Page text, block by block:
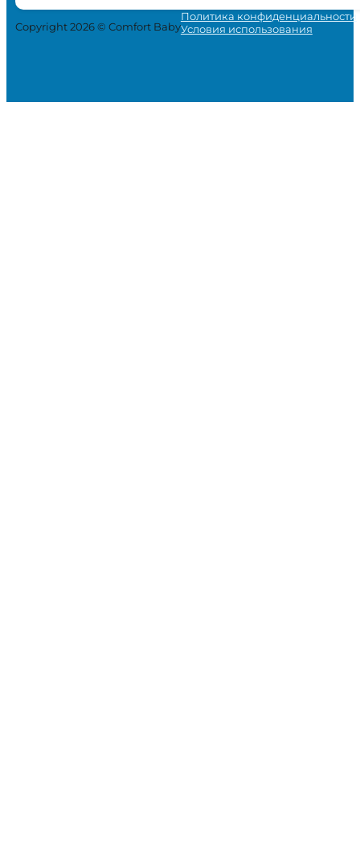
Copyright 2026 © Comfort Baby
Политика конфиденциальности
Условия использования